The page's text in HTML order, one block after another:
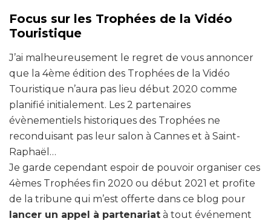
Focus sur les Trophées de la Vidéo
Touristique
J’ai malheureusement le regret de vous annoncer
que la 4ème édition des Trophées de la Vidéo
Touristique n’aura pas lieu début 2020 comme
planifié initialement. Les 2 partenaires
évènementiels historiques des Trophées ne
reconduisant pas leur salon à Cannes et à Saint-
Raphaël…
Je garde cependant espoir de pouvoir organiser ces
4èmes Trophées fin 2020 ou début 2021 et profite
de la tribune qui m’est offerte dans ce blog pour
lancer un appel à partenariat à tout événement